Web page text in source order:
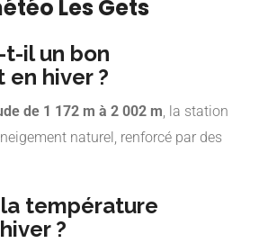
Les Gets
t-il un bon
hiver ?
de 1 172 m à 2 002 m , la station
naturel, renforcé par des
température
?